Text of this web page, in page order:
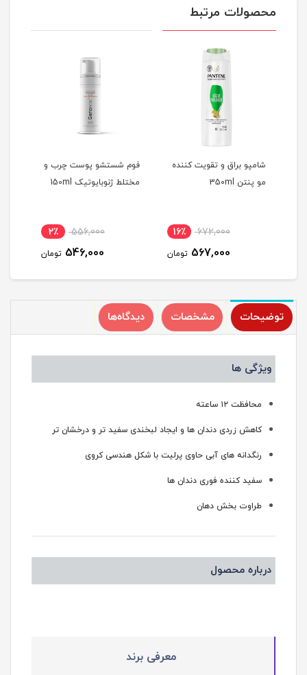
محصولات مرتبط
شامپو براق و تقویت کننده
مو پنتن 350ml
672,000 16٪
567,000 تومان
فوم شستشو پوست چرب و
مختلط ژنوبایوتیک 150ml
556,000 2٪
546,000 تومان
توضیحات مشخصات دیدگاه‌ها
ویژگی ها
محافظت ۱۲ ساعته
کاهش زردی دندان ها و ایجاد لبخندی سفید تر و درخشان تر
رنگدانه های آبی حاوی پرلیت با شکل هندسی کروی
سفید کننده فوری دندان ها
طراوت بخش دهان
درباره محصول
معرفی برند